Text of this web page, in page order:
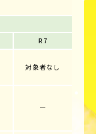
R7
対象者なし
ー